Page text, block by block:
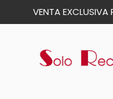
VENTA EXCLUSIVA